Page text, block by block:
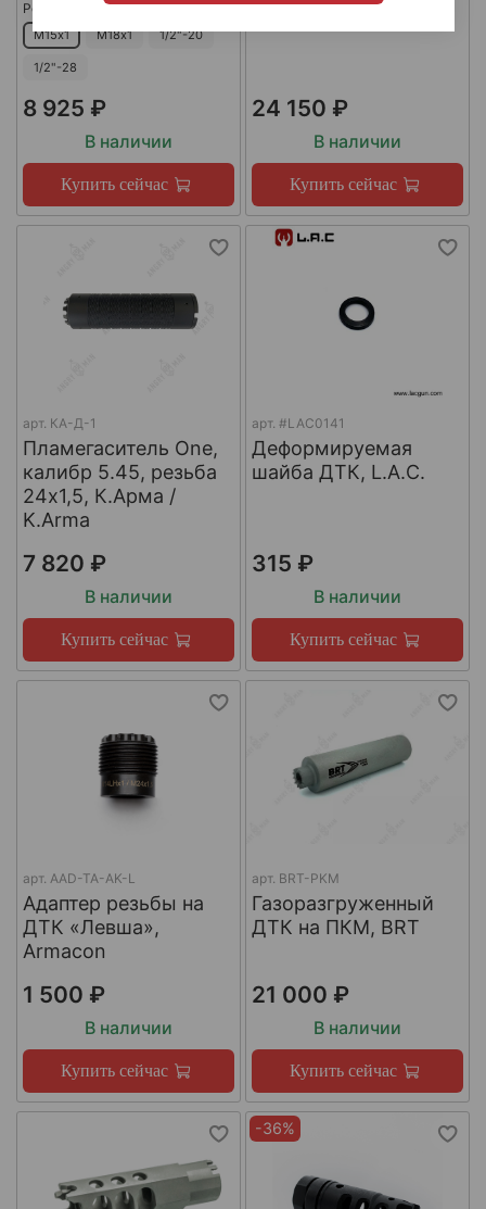
Резьба
М15х1 М18х1 1/2"-20
1/2"-28
8 925 ₽
В наличии
Купить сейчас
24 150 ₽
В наличии
Купить сейчас
арт. КА-Д-1
Пламегаситель One,
калибр 5.45, резьба
24х1,5, К.Арма /
K.Arma
7 820 ₽
В наличии
Купить сейчас
арт. #LAC0141
Деформируемая
шайба ДТК, L.A.C.
315 ₽
В наличии
Купить сейчас
арт. AAD-TA-AK-L
Адаптер резьбы на
ДТК «Левша»,
Armacon
1 500 ₽
В наличии
Купить сейчас
арт. BRT-PKM
Газоразгруженный
ДТК на ПКМ, BRT
21 000 ₽
В наличии
Купить сейчас
-36%